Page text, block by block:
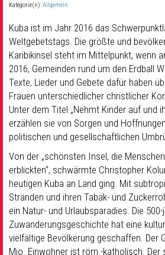
Musik& Kultur
Seelsorge & Kontakt
Kategorie(n):Allgemein
Kuba ist im Jahr 2016 das
Weltgebetstags. Die größte und
Karibikinsel steht im Mittelpunkt, wenn
2016, Gemeinden rund um den Erdball
Texte, Lieder und Gebete dafür haben
Frauen unterschiedlicher christlicher
Unter dem Titel „Nehmt Kinder auf und
erzählen sie von Sorgen und
politischen und gesellschaftlichen
Von der „schönsten Insel, die
erblickten“, schwärmte Christopher
heutigen Kuba an Land ging. Mit
Stränden und ihren Tabak- und
ein Natur- und Urlaubsparadies. Die 500-
Zuwanderungsgeschichte hat eine
vielfältige Bevölkerung geschaffen. Der
Mio. Einwohner ist röm.-katholisch. Der